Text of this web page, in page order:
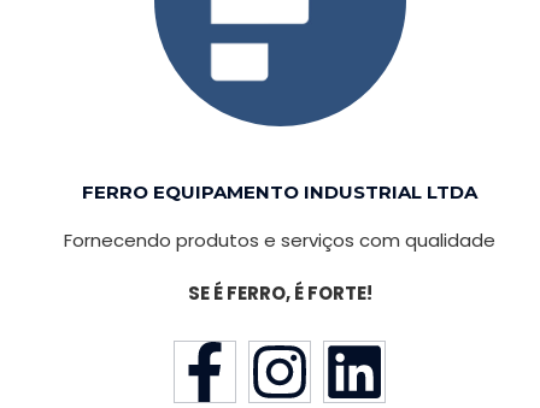
FERRO EQUIPAMENTO INDUSTRIAL LTDA
Fornecendo produtos e serviços com qualidade
SE É FERRO, É FORTE!